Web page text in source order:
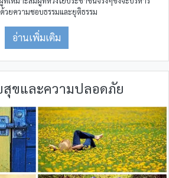
วยความชอบธรรมและยุติธรรม
อ่านเพิ่มเติม
สุขและความปลอดภัย